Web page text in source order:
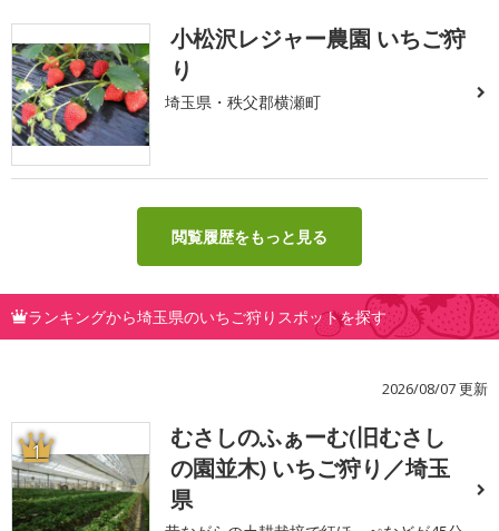
小松沢レジャー農園 いちご狩
り
埼玉県・秩父郡横瀬町
閲覧履歴をもっと見る
ランキングから埼玉県のいちご狩りスポットを探す
2026/08/07 更新
1
むさしのふぁーむ(旧むさし
の園並木) いちご狩り／埼玉
県